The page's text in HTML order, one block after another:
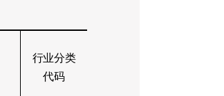
行业分类
代码